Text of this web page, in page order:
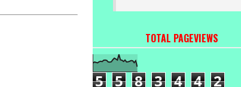
TOTAL PAGEVIEWS
5 5 8 3 4 4 2